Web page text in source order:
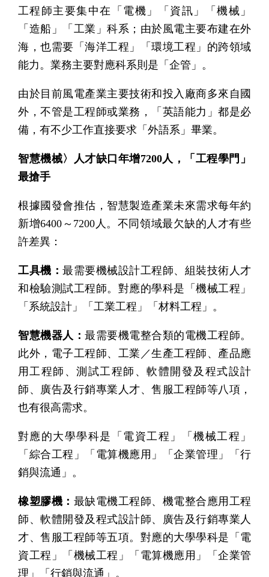
工程師主要集中在「電機」「資訊」「機械」
「造船」「工業」科系；由於風電主要布建在外
海，也需要「海洋工程」「環境工程」的跨領域
能力。業務主要對應科系則是「企管」。
由於目前風電產業主要技術和投入廠商多來自國
外，不管是工程師或業務，「英語能力」都是必
備，有不少工作直接要求「外語系」畢業。
智慧機械〉人才缺口年增7200人，「工程學門」
最搶手
根據國發會推估，智慧製造產業未來需求每年約
新增6400～7200人。不同領域最欠缺的人才有些
許差異：
工具機： 最需要機械設計工程師、組裝技術人才
和檢驗測試工程師。對應的學科是「機械工程」
「系統設計」「工業工程」「材料工程」。
智慧機器人： 最需要機電整合類的電機工程師。
此外，電子工程師、工業／生產工程師、產品應
用工程師、測試工程師、軟體開發及程式設計
師、廣告及行銷專業人才、售服工程師等八項，
也有很高需求。
對應的大學學科是「電資工程」「機械工程」
「綜合工程」「電算機應用」「企業管理」「行
銷與流通」。
橡塑膠機： 最缺電機工程師、機電整合應用工程
師、軟體開發及程式設計師、廣告及行銷專業人
才、售服工程師等五項。對應的大學學科是「電
資工程」「機械工程」「電算機應用」「企業管
理」「行銷與流通」。